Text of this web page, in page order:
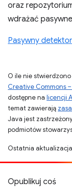
oraz
wdrażać
Pasywny
O ile nie
Creative Commons
dostępne na licencji
temat zawierają
Java jest
podmiotów
Ostatnia
Opublikuj coś